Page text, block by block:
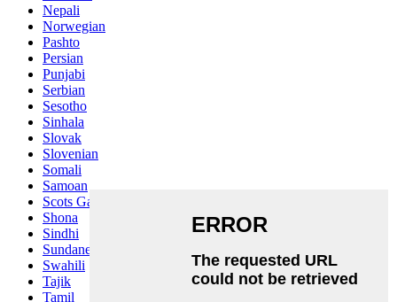
Nepali
Norwegian
Pashto
Persian
Punjabi
Serbian
Sesotho
Sinhala
Slovak
Slovenian
Somali
Samoan
Scots Gaelic
Shona
Sindhi
Sundanese
Swahili
Tajik
Tamil